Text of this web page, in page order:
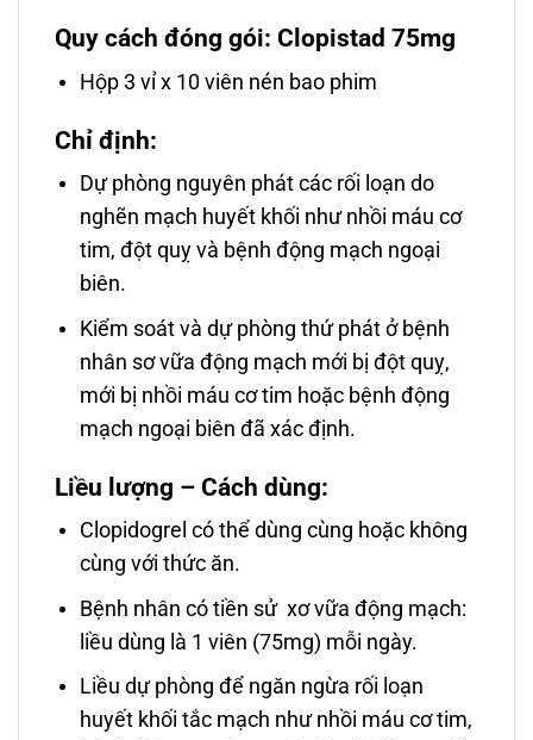
Quy cách đóng gói: Clopistad 75mg
Hộp 3 vỉ x 10 viên nén bao phim
Chỉ định:
Dự phòng nguyên phát các rối loạn do
nghẽn mạch huyết khối như nhồi máu cơ
tim, đột quỵ và bệnh động mạch ngoại
biên.
Kiểm soát và dự phòng thứ phát ở bệnh
nhân sơ vữa động mạch mới bị đột quỵ,
mới bị nhồi máu cơ tim hoặc bệnh động
mạch ngoại biên đã xác định.
Liều lượng – Cách dùng:
Clopidogrel có thể dùng cùng hoặc không
cùng với thức ăn.
Bệnh nhân có tiền sử xơ vữa động mạch:
liều dùng là 1 viên (75mg) mỗi ngày.
Liều dự phòng để ngăn ngừa rối loạn
huyết khối tắc mạch như nhồi máu cơ tim,